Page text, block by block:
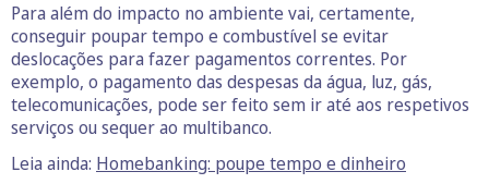
Para além do impacto no ambiente vai, certamente,
conseguir poupar tempo e combustível se evitar
deslocações para fazer pagamentos correntes. Por
exemplo, o pagamento das despesas da água, luz, gás,
telecomunicações, pode ser feito sem ir até aos respetivos
serviços ou sequer ao multibanco.
Leia ainda: Homebanking: poupe tempo e dinheiro